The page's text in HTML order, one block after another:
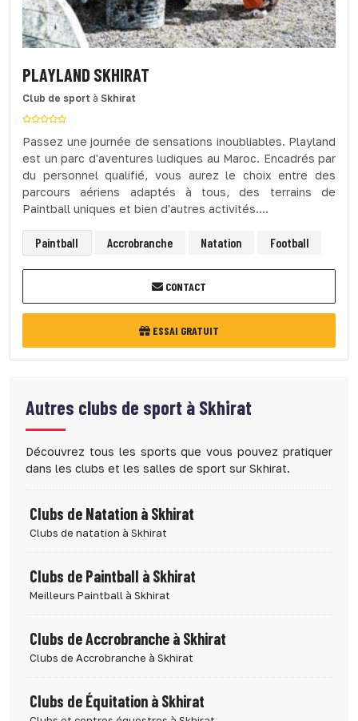
PLAYLAND SKHIRAT
Club de sport à Skhirat
Passez une journée de sensations inoubliables. Playland
est un parc d'aventures ludiques au Maroc. Encadrés par
du personnel qualifié, vous aurez le choix entre des
parcours aériens adaptés à tous, des terrains de
Paintball uniques et bien d'autres activités....
Paintball Accrobranche Natation Football
CONTACT
ESSAI GRATUIT
Autres clubs de sport à Skhirat
Découvrez tous les sports que vous pouvez pratiquer
dans les clubs et les salles de sport sur Skhirat.
Clubs de Natation à Skhirat
Clubs de natation à Skhirat
Clubs de Paintball à Skhirat
Meilleurs Paintball à Skhirat
Clubs de Accrobranche à Skhirat
Clubs de Accrobranche à Skhirat
Clubs de Équitation à Skhirat